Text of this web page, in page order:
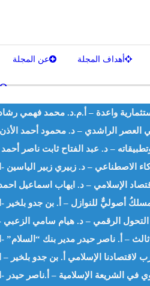
عن المجلة أهداف المجلة